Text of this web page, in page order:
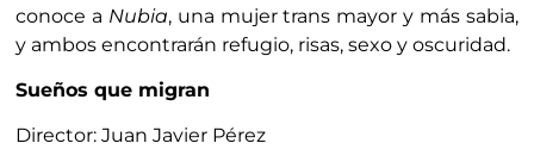
conoce a Nubia, una mujer trans mayor y más sabia,
y ambos encontrarán refugio, risas, sexo y oscuridad.
Sueños que migran
Director: Juan Javier Pérez